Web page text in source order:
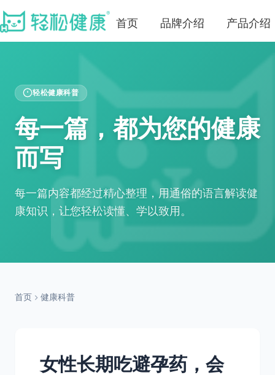
首页 品牌介绍 产品介绍
轻松健康科普
每一篇，都为您的健康
而写
每一篇内容都经过精心整理，用通俗的语言解读健
康知识，让您轻松读懂、学以致用。
首页 健康科普
女性长期吃避孕药，会